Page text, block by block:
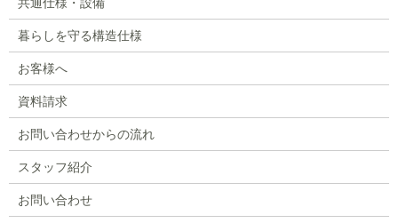
暮らしを守る構造仕様
お客様へ
資料請求
お問い合わせからの流れ
スタッフ紹介
お問い合わせ